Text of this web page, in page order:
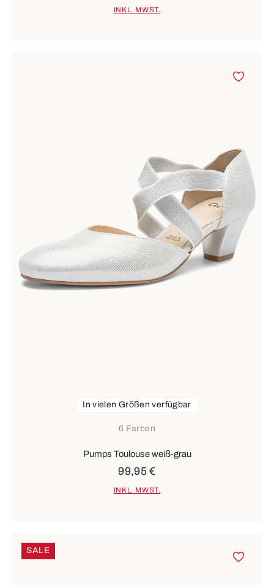
INKL. MWST.
6 Farben
In vielen Größen verfügbar
Pumps Toulouse weiß-grau
99,95 €
INKL. MWST.
SALE